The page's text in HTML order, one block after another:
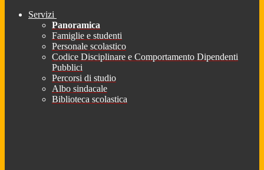
Servizi
Panoramica
Famiglie e studenti
Personale scolastico
Codice Disciplinare e Comportamento Dipendenti
Pubblici
Percorsi di studio
Albo sindacale
Biblioteca scolastica